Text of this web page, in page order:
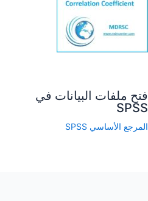
فتح ملفات البيانات في
SPSS
المرجع الأساسي SPSS